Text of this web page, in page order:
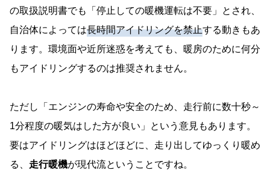
の取扱説明書でも「停止しての暖機運転は不要」とされ、
自治体によっては長時間アイドリングを禁止する動きもあ
ります。環境面や近所迷惑を考えても、暖房のために何分
もアイドリングするのは推奨されません。
ただし「エンジンの寿命や安全のため、走行前に数十秒～
1分程度の暖気はした方が良い」という意見もあります。
要はアイドリングはほどほどに、走り出してゆっくり暖め
る、 走行暖機が現代流ということですね。